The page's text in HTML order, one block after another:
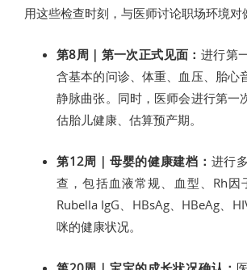
用这些检查时刻，与医师讨论职场环境对
第8周｜第一次正式见面： 进行第
含基本的问诊、体重、血压、胎心
静脉曲张。同时，医师会进行第一
估胎儿健康、估算预产期。
第12周｜母婴的健康建档： 进行
查，包括血液常规、血型、Rh因
Rubella IgG、HBsAg、HBeAg、
咪的健康状况。